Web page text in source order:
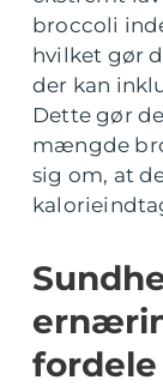
broccoli
hvilket gør
der kan
Dette gør
mængde
sig om, at
fordele